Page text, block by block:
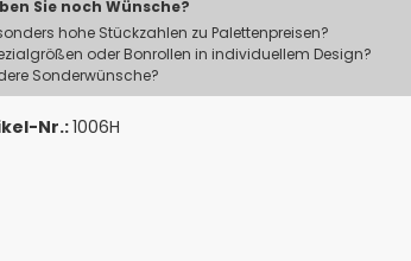
Sie noch Wünsche?
hohe Stückzahlen zu Palettenpreisen?
oder Bonrollen in individuellem Design?
Sonderwünsche?
Nr.:1006H